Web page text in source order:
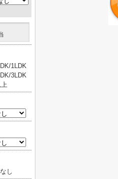
1LDK
3LDK
なし